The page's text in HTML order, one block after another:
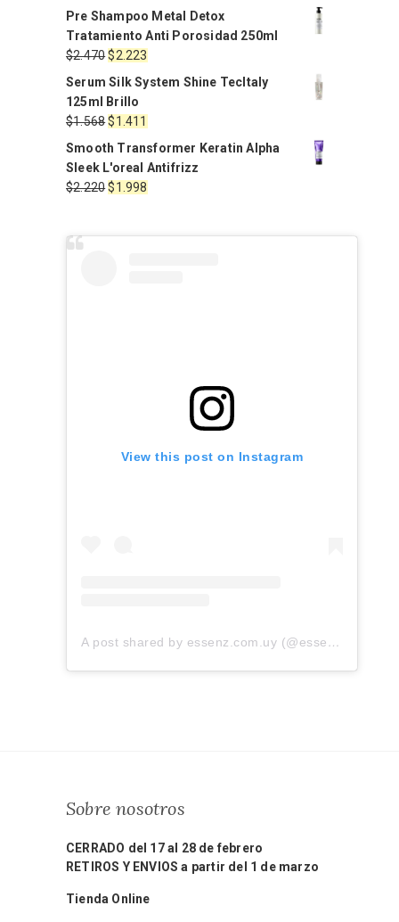
Pre Shampoo Metal Detox
Tratamiento Anti Porosidad 250ml
$2.470El
precio
original
era:
$2.470.
$2.223
es:
$2.223.
Serum Silk System Shine TecItaly
125ml Brillo
$1.568El
precio
original
era:
$1.568.
$1.411
precio
actual
es:
$1.411.
Smooth Transformer Keratin Alpha
Sleek L'oreal Antifrizz
$2.220El
$1.998
View this post on Instagram
A post shared by essenz.com.uy (@essenz.com.uy)
Sobre nosotros
CERRADO del 17 al 28 de febrero
RETIROS Y ENVIOS a partir del 1 de marzo
Tienda Online